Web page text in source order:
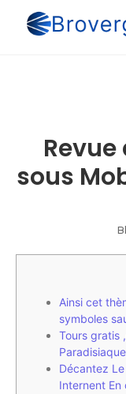
sous
Ainsi cet
symboles
Tours gratis
Décantez
Internent